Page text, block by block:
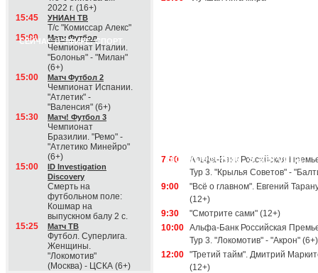
2022 г. (16+)
15:45
УНИАН ТВ
Т/с "Комиссар Алекс"
СЕЙЧАС В ЭФИРЕ: СПОРТ
15:00 Матч Футбол
Чемпионат Италии.
"Болонья" - "Милан"
(6+)
15:00
Матч Футбол 2
Чемпионат Испании.
"Атлетик" -
"Валенсия" (6+)
15:30
Матч! Футбол 3
Чемпионат
Бразилии. "Ремо" -
"Атлетико Минейро"
(6+)
15:00
ID Investigation
Discovery
Смерть на
футбольном поле:
Кошмар на
выпускном балу 2 с.
15:25
Матч ТВ
Футбол. Суперлига.
Женщины.
"Локомотив"
(Москва) - ЦСКА (6+)
Воскресение, 9 августа
7:00
Альфа-Банк Российская
Тур 3. "Крылья Советов" -
9:00
"Всё о главном". Евгений
(12+)
9:30
"Смотрите сами" (12+)
10:00 Альфа-Банк Российская
Тур 3. "Локомотив" - "Акрон" (6+)
12:00 "Третий тайм". Дмитрий
(12+)